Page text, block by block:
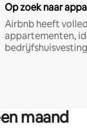
Op zoek naar
Airbnb heeft
appartementen,
maand